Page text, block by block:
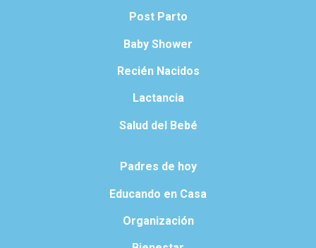
Post Parto
Baby Shower
Recién Nacidos
Lactancia
Salud del Bebé
Padres de hoy
Educando en Casa
Organización